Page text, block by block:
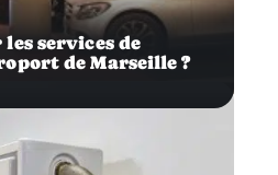
services de
de Marseille ?